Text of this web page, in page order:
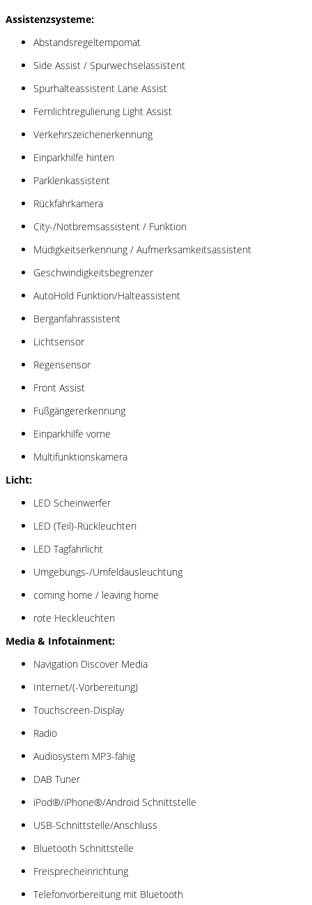
Assistenzsysteme:
Abstandsregeltempomat
Side Assist / Spurwechselassistent
Spurhalteassistent Lane Assist
Fernlichtregulierung Light Assist
Verkehrszeichenerkennung
Einparkhilfe hinten
Parklenkassistent
Rückfahrkamera
City-/Notbremsassistent / Funktion
Müdigkeitserkennung / Aufmerksamkeitsassistent
Geschwindigkeitsbegrenzer
AutoHold Funktion/Halteassistent
Berganfahrassistent
Lichtsensor
Regensensor
Front Assist
Fußgängererkennung
Einparkhilfe vorne
Multifunktionskamera
Licht:
LED Scheinwerfer
LED (Teil)-Rückleuchten
LED Tagfahrlicht
Umgebungs-/Umfeldausleuchtung
coming home / leaving home
rote Heckleuchten
Media & Infotainment:
Navigation Discover Media
Internet/(-Vorbereitung)
Touchscreen-Display
Radio
Audiosystem MP3-fähig
DAB Tuner
iPod®/iPhone®/Android Schnittstelle
USB-Schnittstelle/Anschluss
Bluetooth Schnittstelle
Freisprecheinrichtung
Telefonvorbereitung mit Bluetooth